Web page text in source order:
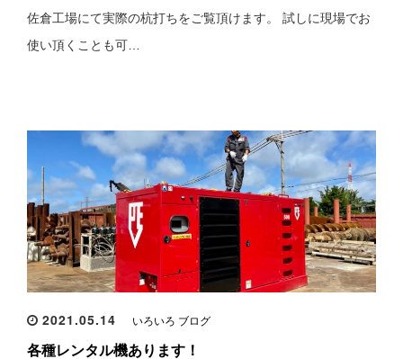
佐倉工場にて実際の杭打ちをご覧頂けます。 試しに現場でお
使い頂くことも可…
2021.05.14 いろいろ ブログ
各種レンタル機あります！